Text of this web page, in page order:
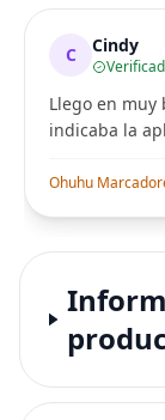
C Cindy
Llego en muy
indicaba la